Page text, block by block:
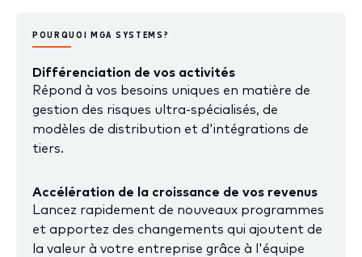
POURQUOI MGA SYSTEMS?
Différenciation de vos activités
Répond à vos besoins uniques en matière de
gestion des risques ultra-spécialisés, de
modèles de distribution et d'intégrations de
tiers.
Accélération de la croissance de vos revenus
Lancez rapidement de nouveaux programmes
et apportez des changements qui ajoutent de
la valeur à votre entreprise grâce à l'équipe